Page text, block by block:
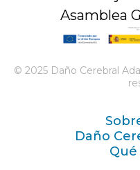
Asamblea
© 2025 Daño Cerebral
Daño